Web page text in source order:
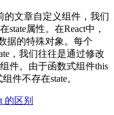
的文章自定义组件，我们
属性。在React中，
据的特殊对象。每个
，我们往往是通过修改
件。由于函数式组件this
件不存在state。
的区别